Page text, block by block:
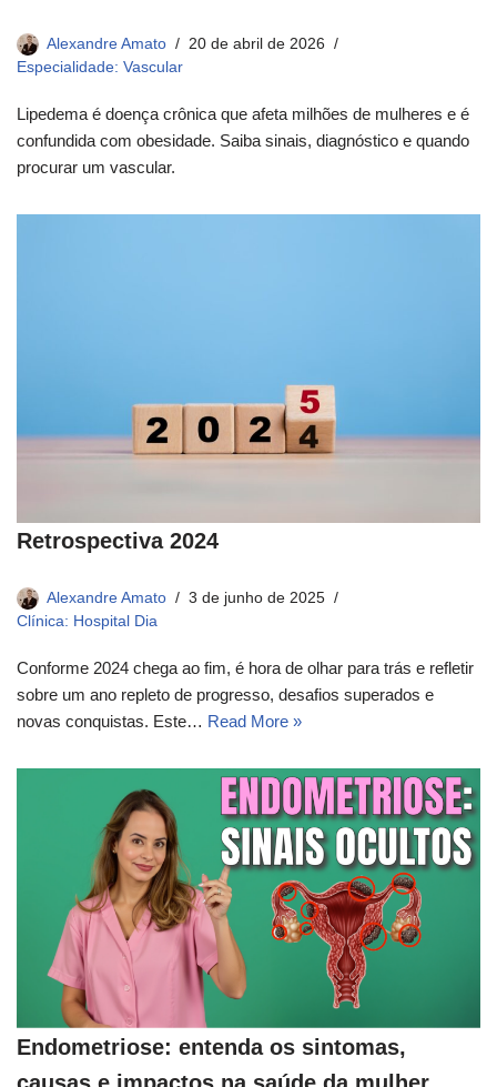
Alexandre Amato
20 de abril de 2026
Especialidade: Vascular
Lipedema é doença crônica que afeta milhões de mulheres e é
confundida com obesidade. Saiba sinais, diagnóstico e quando
procurar um vascular.
Retrospectiva 2024
Alexandre Amato
3 de junho de 2025
Clínica: Hospital Dia
Conforme 2024 chega ao fim, é hora de olhar para trás e refletir
sobre um ano repleto de progresso, desafios superados e
novas conquistas. Este… Read More »
Endometriose: entenda os sintomas,